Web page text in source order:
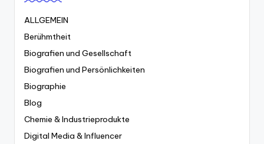
ALLGEMEIN
Berühmtheit
Biografien und Gesellschaft
Biografien und Persönlichkeiten
Biographie
Blog
Chemie & Industrieprodukte
Digital Media & Influencer